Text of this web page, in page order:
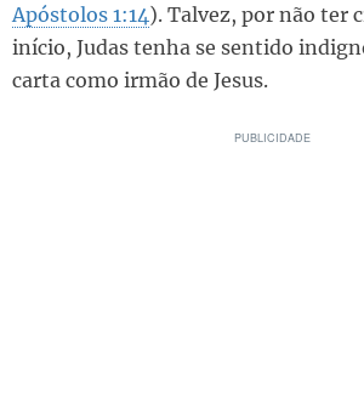
Apóstolos 1:14). Talvez, por não ter
início, Judas tenha se sentido
carta como irmão de Jesus.